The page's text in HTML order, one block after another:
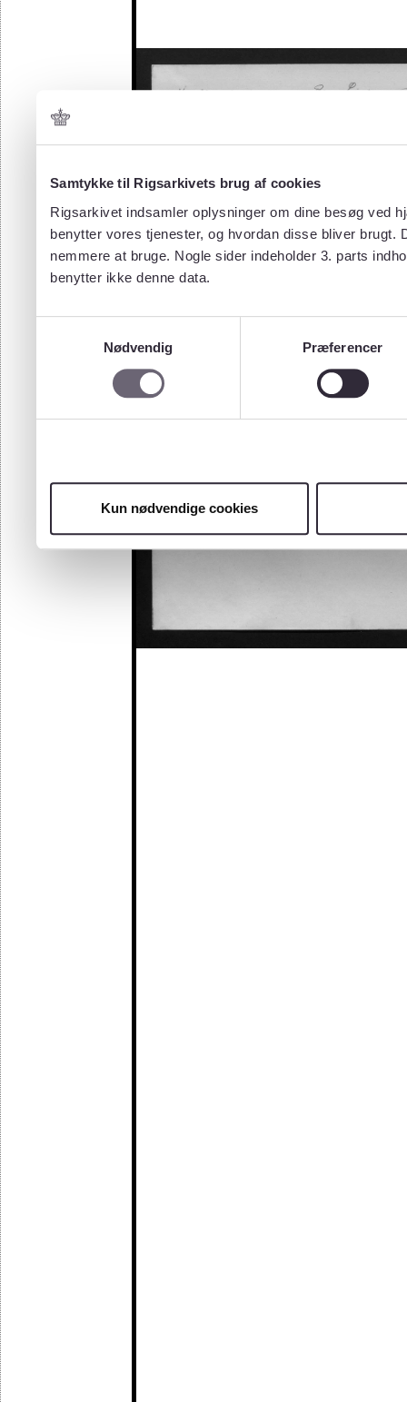
Samtykke til Rigsarkivets brug af cookies
Rigsarkivet indsamler oplysninger om dine besøg ved
benytter vores tjenester, og hvordan disse bliver
nemmere at bruge. Nogle sider indeholder 3. parts
benytter ikke denne data.
Nødvendig
Præferencer
Kun nødvendige cookies